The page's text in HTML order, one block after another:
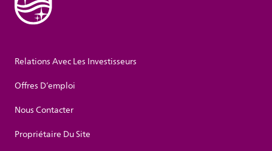
Relations Avec Les Investisseurs
Offres D’emploi
Nous Contacter
Propriétaire Du Site